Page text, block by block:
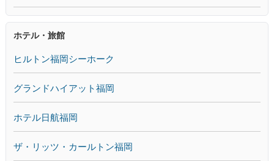
ホテル・旅館
ヒルトン福岡シーホーク
グランドハイアット福岡
ホテル日航福岡
ザ・リッツ・カールトン福岡